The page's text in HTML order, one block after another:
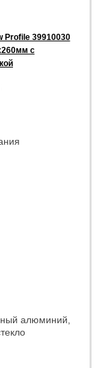
39910030
с
алюминий,